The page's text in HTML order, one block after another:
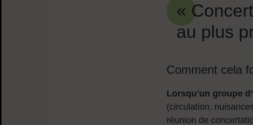
«
au plus
Comment cela
Lorsqu’un groupe
(circulation,
réunion de